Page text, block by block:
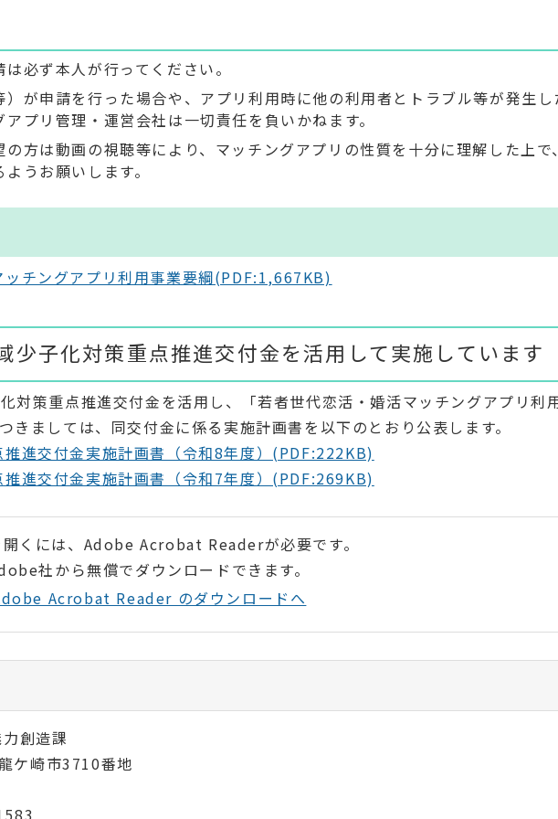
必ず本人が行ってください。
が申請を行った場合や、アプリ利用時に他の利用者とトラブル等が発生し
プリ管理・運営会社は一切責任を負いかねます。
方は動画の視聴等により、マッチングアプリの性質を十分に理解した上で
うお願いします。
ッチングアプリ利用事業要綱(PDF:1,667KB)
少子化対策重点推進交付金を活用して実施しています
対策重点推進交付金を活用し、「若者世代恋活・婚活マッチングアプリ利
きましては、同交付金に係る実施計画書を以下のとおり公表します。
進交付金実施計画書（令和8年度）(PDF:222KB)
進交付金実施計画書（令和7年度）(PDF:269KB)
くには、Adobe Acrobat Readerが必要です。
社から無償でダウンロードできます。
Acrobat Reader のダウンロードへ
創造課
ケ崎市3710番地